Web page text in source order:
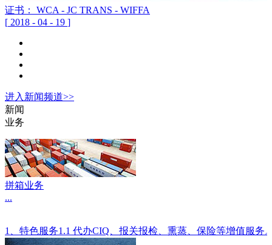
证书： WCA - JC TRANS - WIFFA
[ 2018 - 04 - 19 ]
进入 新闻频道>>
新闻
业务
拼箱业务
...
1、特色服务1.1 代办CIQ、报关报检、熏蒸、保险等增值服